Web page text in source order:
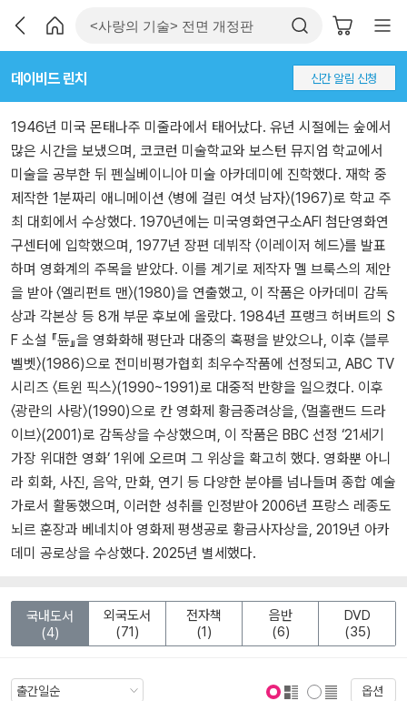
데이비드 린치 신간 알림 신청
1946년 미국 몬태나주 미줄라에서 태어났다. 유년 시절에는 숲에서
많은 시간을 보냈으며, 코코런 미술학교와 보스턴 뮤지엄 학교에서
미술을 공부한 뒤 펜실베이니아 미술 아카데미에 진학했다. 재학 중
제작한 1분짜리 애니메이션 〈병에 걸린 여섯 남자〉(1967)로 학교 주
최 대회에서 수상했다. 1970년에는 미국영화연구소AFI 첨단영화연
구센터에 입학했으며, 1977년 장편 데뷔작 〈이레이저 헤드〉를 발표
하며 영화계의 주목을 받았다. 이를 계기로 제작자 멜 브룩스의 제안
을 받아 〈엘리펀트 맨〉(1980)을 연출했고, 이 작품은 아카데미 감독
상과 각본상 등 8개 부문 후보에 올랐다. 1984년 프랭크 허버트의 S
F 소설 『듄』을 영화화해 평단과 대중의 혹평을 받았으나, 이후 〈블루
벨벳〉(1986)으로 전미비평가협회 최우수작품에 선정되고, ABC TV
시리즈 〈트윈 픽스〉(1990~1991)로 대중적 반향을 일으켰다. 이후
〈광란의 사랑〉(1990)으로 칸 영화제 황금종려상을, 〈멀홀랜드 드라
이브〉(2001)로 감독상을 수상했으며, 이 작품은 BBC 선정 ‘21세기
가장 위대한 영화’ 1위에 오르며 그 위상을 확고히 했다. 영화뿐 아니
라 회화, 사진, 음악, 만화, 연기 등 다양한 분야를 넘나들며 종합 예술
가로서 활동했으며, 이러한 성취를 인정받아 2006년 프랑스 레종도
뇌르 훈장과 베네치아 영화제 평생공로 황금사자상을, 2019년 아카
데미 공로상을 수상했다. 2025년 별세했다.
국내도서
(4)
외국도서
(71)
전자책
(1)
음반
(6)
DVD
(35)
옵션